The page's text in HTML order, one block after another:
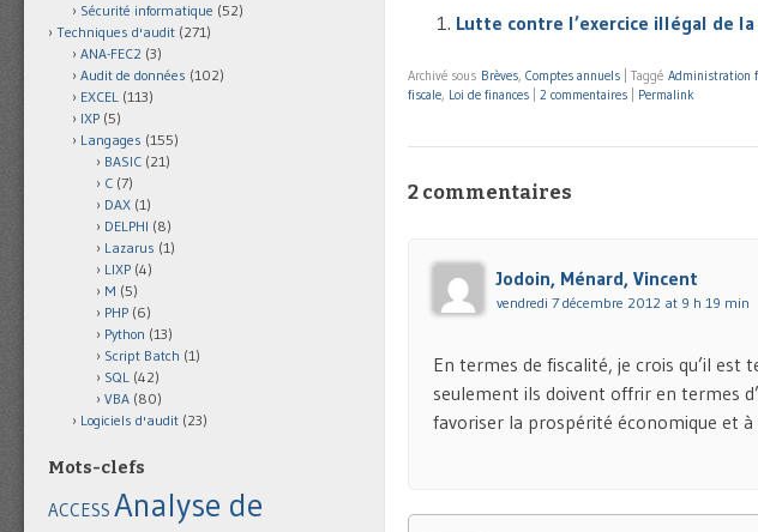
Lutte contre l’exercice illégal de
Archivé sous Brèves, Comptes annuels Taggé Administration
fiscale, Loi de finances 2 commentaires Permalink
2 commentaires
Jodoin, Ménard, Vincent
vendredi 7 décembre 2012 at 9 h 19 min
En termes de fiscalité, je crois qu’il est
seulement ils doivent offrir en termes
favoriser la prospérité économique et
Sécurité informatique (52)
Techniques d'audit (271)
ANA-FEC2 (3)
Audit de données (102)
EXCEL (113)
IXP (5)
Langages (155)
BASIC (21)
C (7)
DAX (1)
DELPHI (8)
Lazarus (1)
LIXP (4)
M (5)
PHP (6)
Python (13)
Script Batch (1)
SQL (42)
VBA (80)
Logiciels d'audit (23)
Mots-clefs
ACCESS Analyse de